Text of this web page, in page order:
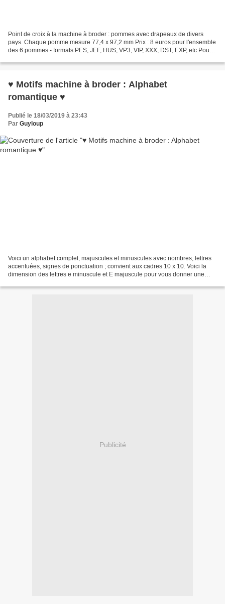
Point de croix à la machine à broder : pommes avec drapeaux de divers
pays. Chaque pomme mesure 77,4 x 97,2 mm Prix : 8 euros pour l'ensemble
des 6 pommes - formats PES, JEF, HUS, VP3, VIP, XXX, DST, EXP, etc Pour
♥ Motifs machine à broder : Alphabet
romantique ♥
Publié le 18/03/2019 à 23:43
Par Guyloup
Voici un alphabet complet, majuscules et minuscules avec nombres, lettres
accentuées, signes de ponctuation ; convient aux cadres 10 x 10. Voici la
dimension des lettres e minuscule et E majuscule pour vous donner une
Publicité